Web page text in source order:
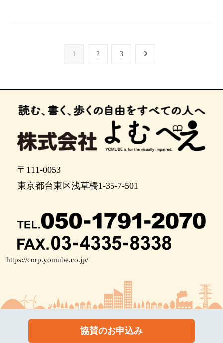
1 2 3
〒111-0053
東京都台東区浅草橋1-35-7-501
https://corp.yomube.co.jp/
協賛のお申込み